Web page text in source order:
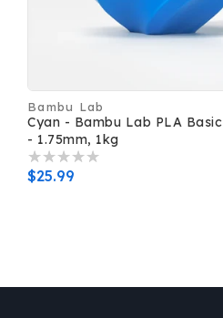
Distributeur :
Bambu Lab
Cyan - Bambu Lab PLA
- 1.75mm, 1kg
Prix
$25.99